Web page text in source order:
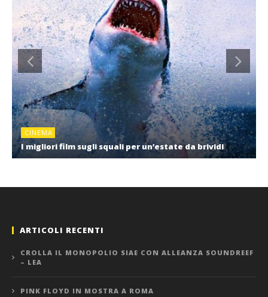
CINEMA
I migliori film sugli squali per un’estate da brividi
ARTICOLI RECENTI
CROLLA IL MONOPOLIO SIAE CON ALLEANZA SOUNDREEF
– LEA
PINK FLOYD IN MOSTRA A ROMA